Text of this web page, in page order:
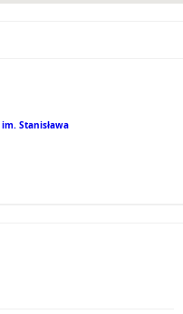
im. Stanisława